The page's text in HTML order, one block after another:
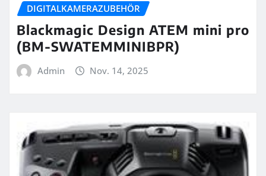
DIGITALKAMERAZUBEHÖR
Blackmagic Design ATEM mini pro
(BM-SWATEMMINIBPR)
Admin Nov. 14, 2025